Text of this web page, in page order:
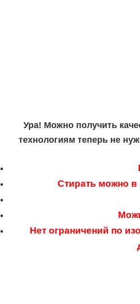
Ура! Можно получить
технологиям теперь не
Стирать можно в
Нет ограничений по